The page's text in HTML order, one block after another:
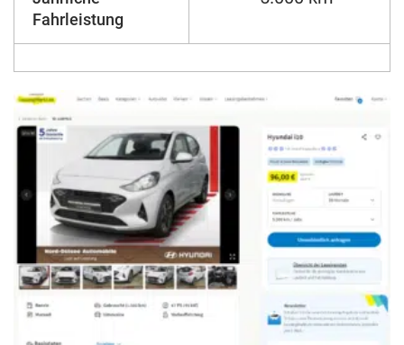
Fahrleistung